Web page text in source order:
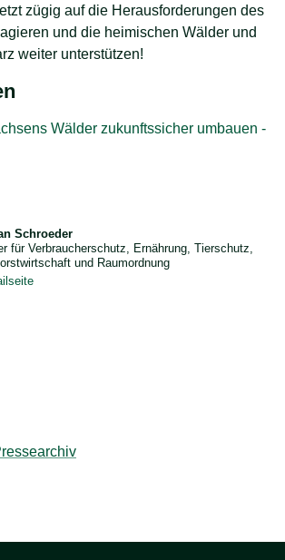
zügig auf die Herausforderungen des
und die heimischen Wälder und
weiter unterstützen!
Wälder zukunftssicher umbauen -
Schroeder
für Verbraucherschutz, Ernährung, Tierschutz,
und Raumordnung